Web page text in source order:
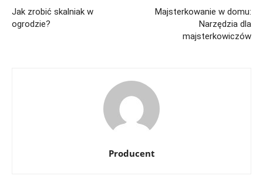
Jak zrobić skalniak w
ogrodzie?
Majsterkowanie w domu:
Narzędzia dla
majsterkowiczów
Producent